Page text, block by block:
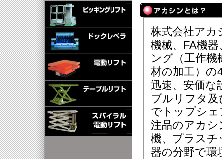
株式会社アカ
機械、FA機
ング（工作機
材の加工）の
迅速、安価な
ブルリフタ及
でトップシェ
注品のアカシ
機、プラスチ
器の分野で環